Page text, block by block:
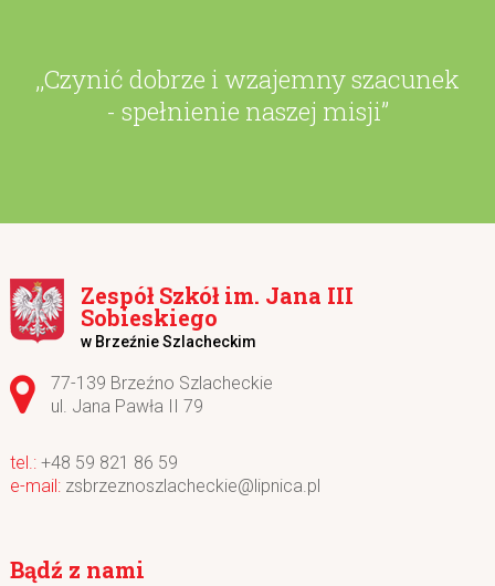
,,Czynić dobrze i wzajemny szacunek
- spełnienie naszej misji”
Zespół Szkół im. Jana III
Sobieskiego
w Brzeźnie Szlacheckim
Adres pocztowy:
77-139 Brzeźno Szlacheckie
ul. Jana Pawła II 79
+48 59 821 86 59
zsbrzeznoszlacheckie@lipnica.pl
Bądź z nami